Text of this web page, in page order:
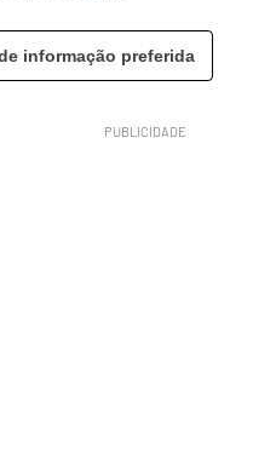
informação preferida